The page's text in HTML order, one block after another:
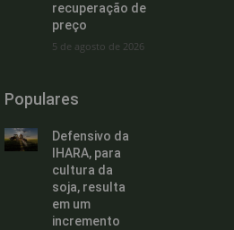
recuperação de
preço
5 de agosto de 2026
Populares
Defensivo da
IHARA, para
cultura da
soja, resulta
em um
incremento